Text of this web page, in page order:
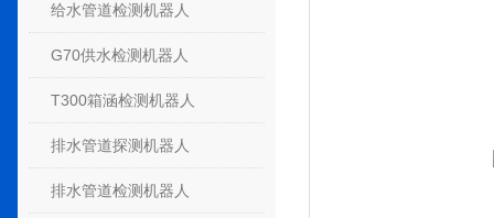
给水管道检测机器人
G70供水检测机器人
T300箱涵检测机器人
排水管道探测机器人
排水管道检测机器人